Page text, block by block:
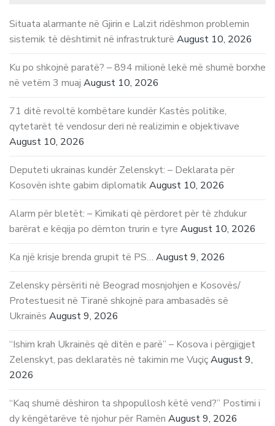
Situata alarmante në Gjirin e Lalzit ridëshmon problemin
sistemik të dështimit në infrastrukturë August 10, 2026
Ku po shkojnë paratë? – 894 milionë lekë më shumë borxhe
në vetëm 3 muaj August 10, 2026
71 ditë revoltë kombëtare kundër Kastës politike,
qytetarët të vendosur deri në realizimin e objektivave
August 10, 2026
Deputeti ukrainas kundër Zelenskyt: – Deklarata për
Kosovën ishte gabim diplomatikAugust 10, 2026
Alarm për bletët: – Kimikati që përdoret për të zhdukur
barërat e këqija po dëmton trurin e tyre August 10, 2026
Ka një krisje brenda grupit të PS… August 9, 2026
Zelensky përsëriti në Beograd mosnjohjen e Kosovës/
Protestuesit në Tiranë shkojnë para ambasadës së
Ukrainës August 9, 2026
“Ishim krah Ukrainës që ditën e parë” – Kosova i përgjigjet
Zelenskyt, pas deklaratës në takimin me VuçiçAugust 9,
2026
“Kaq shumë dëshiron ta shpopullosh këtë vend?” Postimi i
dy këngëtarëve të njohur për Ramën August 9, 2026